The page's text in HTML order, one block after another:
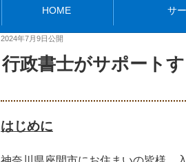
HOME サ
2024年7月9日公開
行政書士がサポート
はじめに